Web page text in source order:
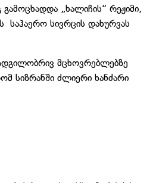
„ხალიჩის“ რეჟიმი,
სივრცის დახურვას
მცხოვრებლებზე
სიზრანში ძლიერი ხანძარი